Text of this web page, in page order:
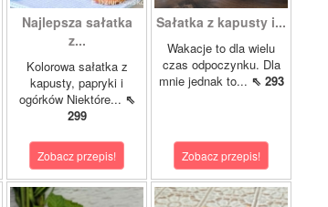
Najlepsza sałatka
z...
Kolorowa sałatka z
kapusty, papryki i
ogórków Niektóre... ⇖
299
Zobacz przepis!
Sałatka z kapusty i...
Wakacje to dla wielu
czas odpoczynku. Dla
mnie jednak to... ⇖ 293
Zobacz przepis!